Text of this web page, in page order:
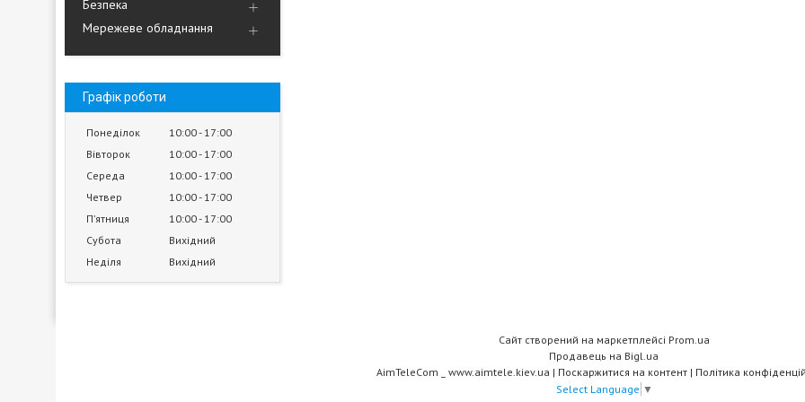
Безпека
Мережеве обладнання
Графік роботи
Понеділок 10:00 17:00
Вівторок
10:00 17:00
Середа
10:00 17:00
Четвер
10:00 17:00
Пʼятниця
10:00 17:00
Субота
Вихідний
Неділя
Вихідний
Сайт створений на маркетплейсі Prom.ua
Продавець на Bigl.ua
AimTeleCom _ www.aimtele.kiev.ua | Поскаржитися на контент | Політика
Select Language ▼